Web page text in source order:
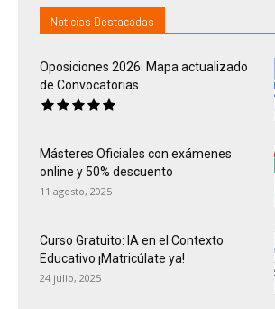
Noticias Destacadas
Oposiciones 2026: Mapa actualizado
de Convocatorias
Másteres Oficiales con exámenes
online y 50% descuento
11 agosto, 2025
Curso Gratuito: IA en el Contexto
Educativo ¡Matricúlate ya!
24 julio, 2025